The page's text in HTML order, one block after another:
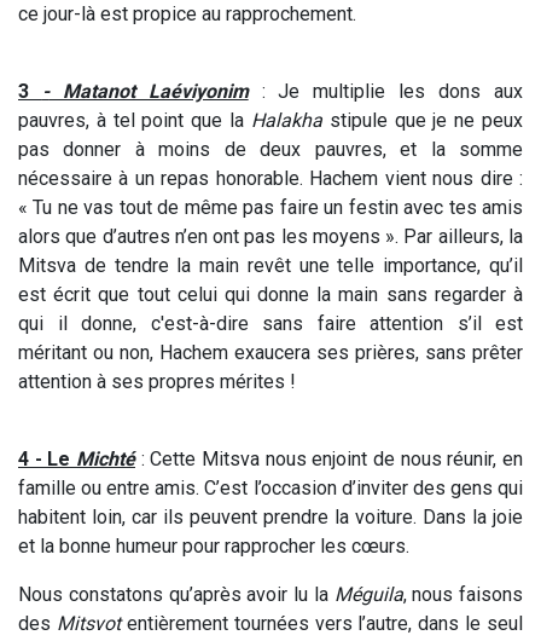
ce jour-là est propice au rapprochement.
3 -Matanot Laéviyonim: Je multiplie les dons aux
pauvres, à tel point que la Halakhastipule que je ne peux
pas donner à moins de deux pauvres, et la somme
nécessaire à un repas honorable. Hachem vient nous dire :
« Tu ne vas tout de même pas faire un festin avec tes amis
alors que d’autres n’en ont pas les moyens ». Par ailleurs, la
Mitsva de tendre la main revêt une telle importance, qu’il
est écrit que tout celui qui donne la main sans regarder à
qui il donne, c'est-à-dire sans faire attention s’il est
méritant ou non, Hachem exaucera ses prières, sans prêter
attention à ses propres mérites !
4 - Le Michté: Cette Mitsva nous enjoint de nous réunir, en
famille ou entre amis. C’est l’occasion d’inviter des gens qui
habitent loin, car ils peuvent prendre la voiture. Dans la joie
et la bonne humeur pour rapprocher les cœurs.
Nous constatons qu’après avoir lu la Méguila, nous faisons
des Mitsvotentièrement tournées vers l’autre, dans le seul